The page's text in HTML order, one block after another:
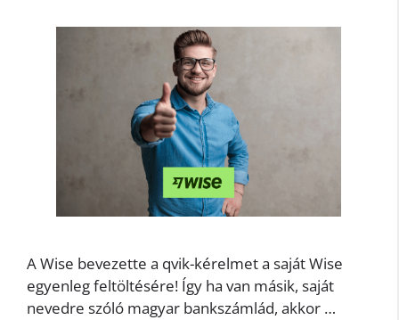
A Wise bevezette a qvik-kérelmet a saját Wise
egyenleg feltöltésére! Így ha van másik, saját
nevedre szóló magyar bankszámlád, akkor …